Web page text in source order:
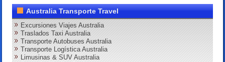
Australia Transporte Travel
Excursiones Viajes Australia
Traslados Taxi Australia
Transporte Autobuses Australia
Transporte Logística Australia
Limusinas & SUV Australia